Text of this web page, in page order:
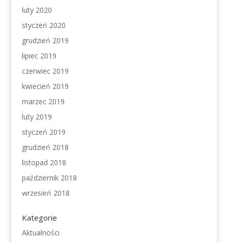
luty 2020
styczeń 2020
grudzień 2019
lipiec 2019
czerwiec 2019
kwiecień 2019
marzec 2019
luty 2019
styczeń 2019
grudzień 2018
listopad 2018
październik 2018
wrzesień 2018
Kategorie
Aktualności